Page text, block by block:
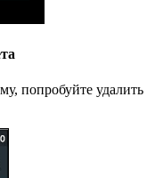
попробуйте удалить